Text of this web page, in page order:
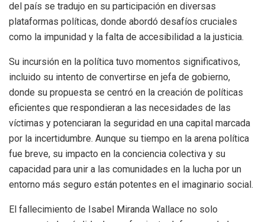
del país se tradujo en su participación en diversas
plataformas políticas, donde abordó desafíos cruciales
como la impunidad y la falta de accesibilidad a la justicia.
Su incursión en la política tuvo momentos significativos,
incluido su intento de convertirse en jefa de gobierno,
donde su propuesta se centró en la creación de políticas
eficientes que respondieran a las necesidades de las
víctimas y potenciaran la seguridad en una capital marcada
por la incertidumbre. Aunque su tiempo en la arena política
fue breve, su impacto en la conciencia colectiva y su
capacidad para unir a las comunidades en la lucha por un
entorno más seguro están potentes en el imaginario social.
El fallecimiento de Isabel Miranda Wallace no solo